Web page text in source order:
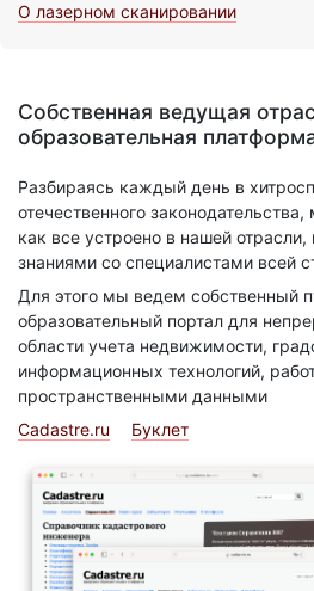
О лазерном сканировании
Собственная ведущая
образовательная
Разбираясь каждый день в
отечественного
как все устроено в нашей
знаниями со специалистами всей
Для этого мы ведем собственный
образовательный портал для
области учета недвижимости,
информационных технологий,
пространственными данными
Cadastre.ru
Буклет